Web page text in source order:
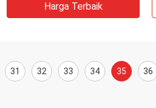
Harga Terbaik
31 32 33 34 35 36